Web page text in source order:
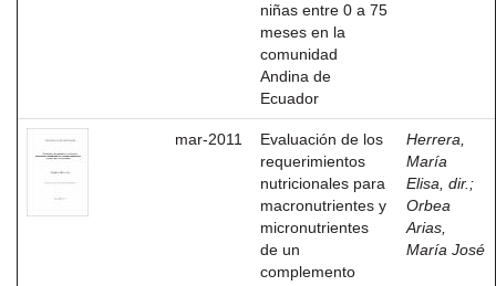
niñas entre 0 a 75
meses en la
comunidad
Andina de
Ecuador
mar-2011
Evaluación de los
requerimientos
nutricionales para
macronutrientes y
micronutrientes
de un
complemento
Herrera,
María
Elisa, dir. ;
Orbea
Arias,
María José